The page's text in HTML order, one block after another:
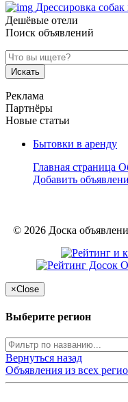
Дрессировка
Дешёвые отели
Поиск объявлений
Искать
Реклама
Партнёры
Новые статьи
Бытовки в аренду
Главная страница
Добавить
© 2026 Доска
×Close
Выберите регион
Вернуться назад
Объявления из всех